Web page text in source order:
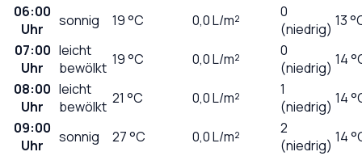
06:00
Uhr
sonnig 19°C 0,0L/m²
0
(niedrig) 13
07:00
Uhr
leicht
bewölkt 19°C 0,0L/m²
0
(niedrig) 14
08:00
Uhr
leicht
bewölkt 21 °C 0,0L/m²
1
(niedrig) 14
09:00
Uhr
sonnig 27°C 0,0L/m²
2
(niedrig) 14